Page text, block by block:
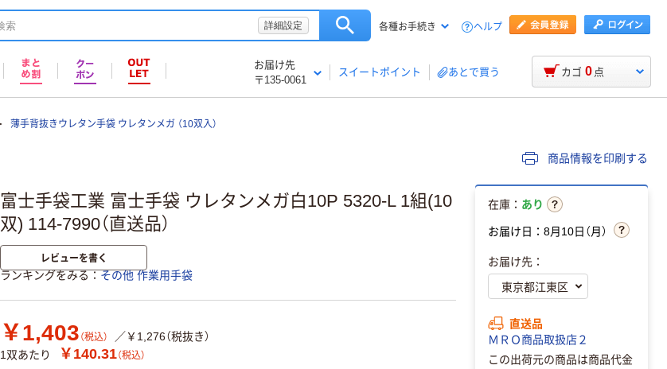
詳細設定 各種お手続き ヘルプ
お届け先
〒135-0061
スイートポイント あとで買う カゴ 0 点
薄手背抜きウレタン手袋 ウレタンメガ （10双入）
商品情報を印刷する
富士手袋工業 富士手袋 ウレタンメガ白10P 5320-L 1組(10
双) 114-7990（直送品）
レビューを書く
ランキングをみる その他 作業用手袋
￥1,403 （税込）
／￥1,276（税抜き）
1双あたり
￥140.31（税込）
在庫： あり
お届け日：8月10日（月）
お届け先：
直送品
ＭＲＯ商品取扱店２
この出荷元の商品は商品代金